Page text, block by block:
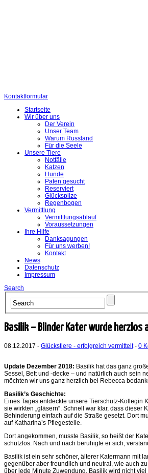
Kontaktformular
Startseite
Wir über uns
Der Verein
Unser Team
Warum Russland
Für die Seele
Unsere Tiere
Notfälle
Katzen
Hunde
Paten gesucht
Reserviert
Glückspilze
Regenbogen
Vermittlung
Vermittlungsablauf
Voraussetzungen
Ihre Hilfe
Danksagungen
Für uns werben!
Kontakt
News
Datenschutz
Impressum
Search
Basilik – Blinder Kater wurde herzlos
08.12.2017 - Glückstiere - erfolgreich vermittelt- 0
Update Dezember 2018: Basilik hat das ganz
Sessel, Bett und -decke – und natürlich auch sein
möchten wir uns ganz herzlich bei Rebecca
Basilik’s Geschichte:
Eines Tages entdeckte unsere Tierschutz-Kollegin
sie wirkten „gläsern“. Schnell war klar, dass
Behinderung einfach auf die Straße gesetzt. Dort
auf Katharina’s Pflegestelle.
Dort angekommen, musste Basilik, so heißt der
schutzlos. Nach und nach beruhigte er sich,
Basilik ist ein sehr schöner, älterer Katermann mit
gegenüber aber freundlich und neutral, wie auch
über jede Minute Zuwendung. Basilik wird nicht